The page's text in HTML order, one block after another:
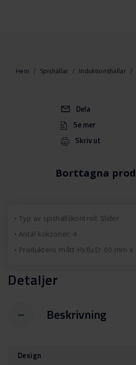
Hem Spishällar Induktionshällar
Borttagna
Dela
Se mer
Skriv ut
Typ av spishällskontroll: Slider
Antal kokzoner: 4
Produktens mått HxBxD: 60 mm
Detaljer
Beskrivning
Design